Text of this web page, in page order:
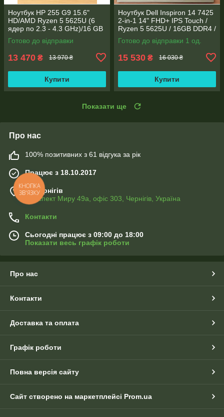
Ноутбук HP 255 G9 15.6"
HD/AMD Ryzen 5 5625U (6
ядер по 2.3 - 4.3 GHz)/16 GB
DDR4/256GB SSD M.2/AMD
Radeon Vega 7/Web
Готово до відправки
13 470 ₴ 13 970 ₴
Купити
Ноутбук Dell Inspiron 14 7425
2-in-1 14" FHD+ IPS Touch /
Ryzen 5 5625U / 16GB DDR4 /
512GB SSD / Radeon Vega 7 /
WebCam
Готово до відправки 1 од.
15 530 ₴ 16 030 ₴
Купити
Показати ще
Про нас
100% позитивних з 61 відгука за рік
Працює з 18.10.2017
м. Чернігів
Проспект Миру 49а, офіс 303, Чернігів, Україна
Контакти
Сьогодні працює з 09:00 до 18:00
Показати весь графік роботи
Про нас
Контакти
Доставка та оплата
Графік роботи
Повна версія сайту
Сайт створено на маркетплейсі Prom.ua
КНОПКА
ЗВ'ЯЗКУ